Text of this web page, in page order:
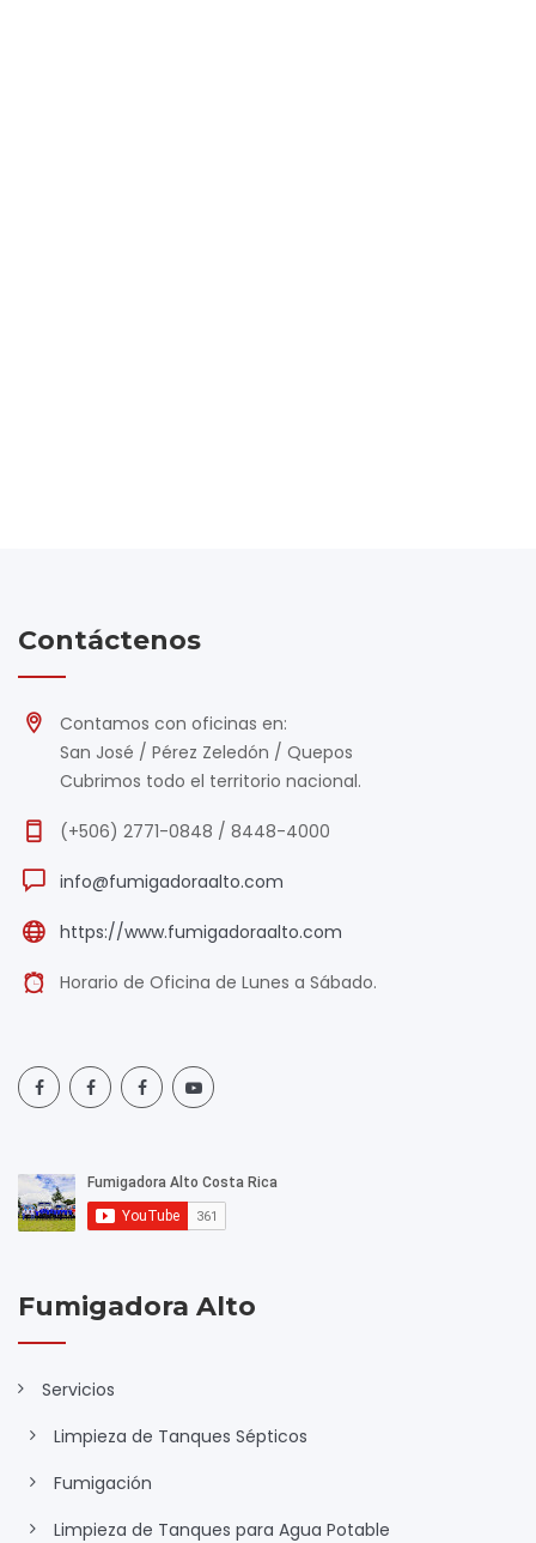
Contáctenos
Contamos con oficinas en:
San José / Pérez Zeledón / Quepos
Cubrimos todo el territorio nacional.
(+506) 2771-0848 / 8448-4000
info@fumigadoraalto.com
https://www.fumigadoraalto.com
Horario de Oficina de Lunes a Sábado.
Fumigadora Alto
Servicios
Limpieza de Tanques Sépticos
Fumigación
Limpieza de Tanques para Agua Potable